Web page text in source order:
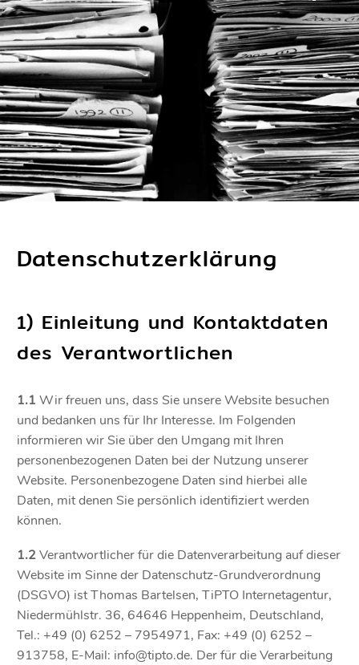
Datenschutzerklärung
1) Einleitung und Kontaktdaten
des Verantwortlichen
1.1 Wir freuen uns, dass Sie unsere Website besuchen
und bedanken uns für Ihr Interesse. Im Folgenden
informieren wir Sie über den Umgang mit Ihren
personenbezogenen Daten bei der Nutzung unserer
Website. Personenbezogene Daten sind hierbei alle
Daten, mit denen Sie persönlich identifiziert werden
können.
1.2Verantwortlicher für die Datenverarbeitung auf dieser
Website im Sinne der Datenschutz-Grundverordnung
(DSGVO) ist Thomas Bartelsen, TiPTO Internetagentur,
Niedermühlstr. 36, 64646 Heppenheim, Deutschland,
Tel.: +49 (0) 6252 – 7954971, Fax: +49 (0) 6252 –
913758, E-Mail: info@tipto.de. Der für die Verarbeitung